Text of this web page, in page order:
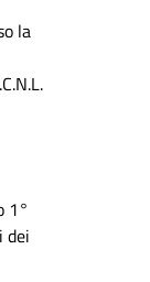
la
1°
dei